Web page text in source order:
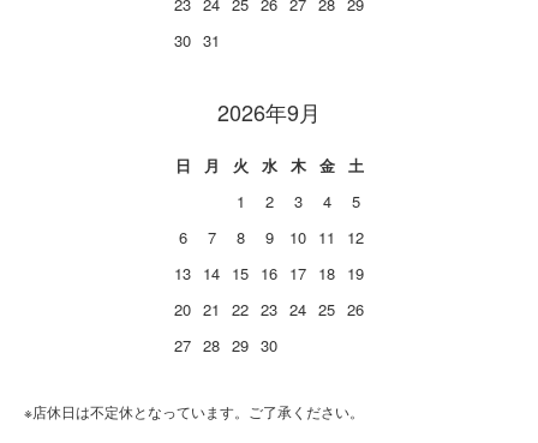
30 31
2026年9月
日 月 火 水 木 金
土
1
2 3 4
5
6
7 8 9 10 11
12
13 14 15 16 17 18 19
20 21 22 23 24 25 26
27 28 29 30
※店休日は不定休となっています。ご了承ください。